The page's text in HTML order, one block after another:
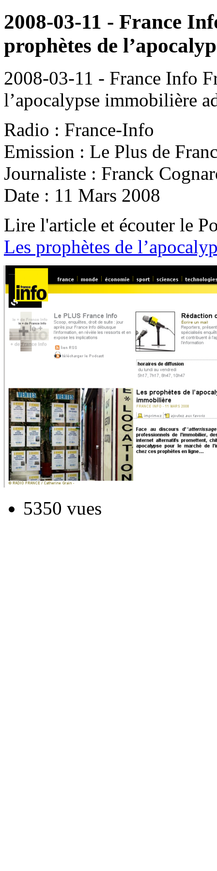
2008-03-11 - France
prophètes de
2008-03-11 - France Info
l’apocalypse immobilière
Radio : France-Info
Emission : Le Plus de
Journaliste : Franck
Date : 11 Mars 2008
Lire l'article et écouter le
Les prophètes de
5350 vues